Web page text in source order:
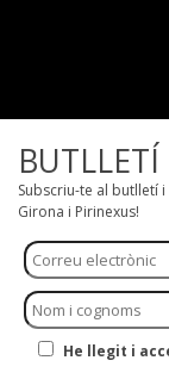
BUTLLETÍ
Subscriu-te al butlletí
Girona i Pirinexus!
He llegit i